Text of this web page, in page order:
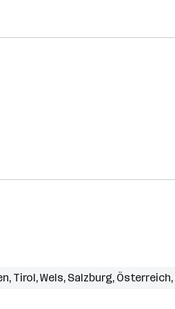
, Tirol,Wels, Salzburg, Österreich,